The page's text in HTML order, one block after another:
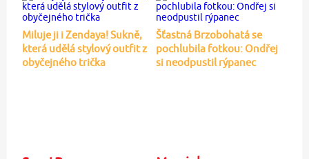
Miluje ji i Zendaya! Sukně,
která udělá stylový outfit z
obyčejného trička
Šťastná Brzobohatá se
pochlubila fotkou: Ondřej
si neodpustil rýpanec